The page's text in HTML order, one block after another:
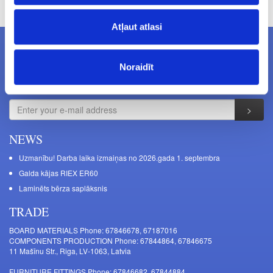
Atļaut atlasi
Noraidīt
Subcribe to newsletters
NEWS
Uzmanību! Darba laika izmaiņas no 2026.gada 1. septembra
Galda kājas RIEX ER60
Laminēts bērza saplāksnis
TRADE
BOARD MATERIALS Phone: 67846678, 67187016
COMPONENTS PRODUCTION Phone: 67844864, 67846675
11 Mašīnu Str., Riga, LV-1063, Latvia